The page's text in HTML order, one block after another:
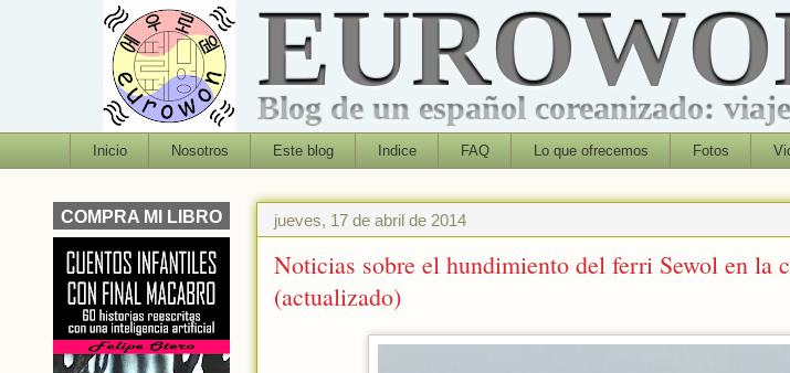
Blog de un español coreanizado:
Inicio Nosotros Este blog Indice FAQ Lo que ofrecemos Fotos
jueves, 17 de abril de 2014
Noticias sobre el hundimiento del ferri Sewol en la
(actualizado)
COMPRA MI LIBRO